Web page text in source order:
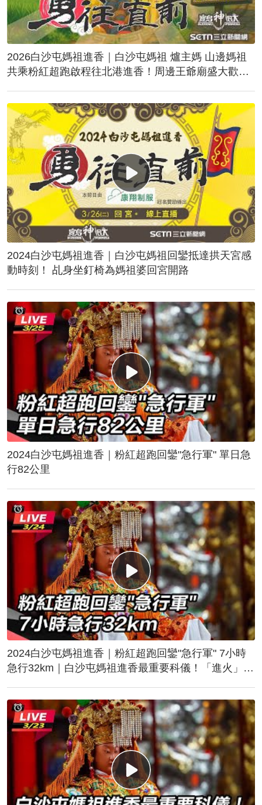
2026白沙屯媽祖進香｜白沙屯媽祖 爐主媽 山邊媽祖
共乘粉紅超跑啟程往北港進香！周邊王爺廟盛大歡
2024白沙屯媽祖進香｜白沙屯媽祖回鑾抵達拱天宮感
動時刻！ 乩身坐釘椅為媽祖婆回宮開路
2024白沙屯媽祖進香｜粉紅超跑回鑾"急行軍" 單日急
行82公里
2024白沙屯媽祖進香｜粉紅超跑回鑾"急行軍" 7小時
急行32km｜白沙屯媽祖進香最重要科儀！「進火」儀